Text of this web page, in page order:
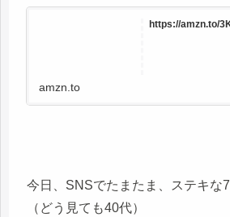
https://amzn.to/
amzn.to
今日、SNSでたまたま、ステキな
（どう見ても40代）